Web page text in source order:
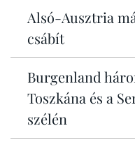
Alsó-Ausztria
csábít
Burgenland
Toszkána és a
szélén